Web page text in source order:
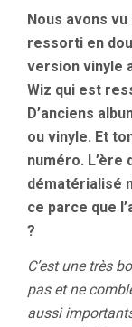
Nous avons
ressorti en
version vinyle
Wiz qui est
D’anciens
ou vinyle. Et
numéro. L’ère
dématérialisé
ce parce que
?
C’est une très
pas et ne
aussi